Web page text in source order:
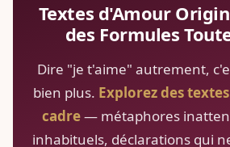
Textes d'Amour
des Formules
Dire "je t'aime" autrement,
bien plus. Explorez des
cadre— métaphores
inhabituels, déclarations qui